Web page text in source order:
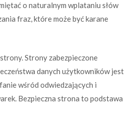
o naturalnym wplataniu słów
fraz, które może być karane
Strony zabezpieczone
danych użytkowników jest
wśród odwiedzających i
Bezpieczna strona to podstawa